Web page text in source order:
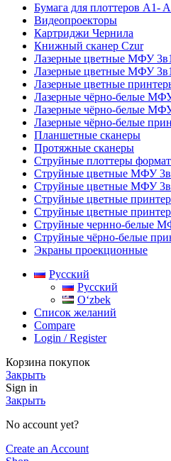
Бумага для плоттеров A1-
Видеопроекторы
Картриджи Чернила
Книжный сканер Czur
Лазерные цветные МФУ
Лазерные цветные МФУ
Лазерные цветные
Лазерные чёрно-белые
Лазерные чёрно-белые
Лазерные чёрно-белые
Планшетные сканеры
Протяжные сканеры
Струйные плоттеры
Струйные цветные МФУ
Струйные цветные МФУ
Струйные цветные
Струйные цветные
Струйные чернно-белые
Струйные чёрно-белые
Экраны проекционные
Русский
Русский
Oʻzbek
Список желаний
Compare
Login / Register
Корзина покупок
Закрыть
Sign in
Закрыть
No account yet?
Create an Account